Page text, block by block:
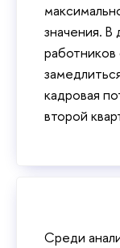
значения.
кадровая
второй
Среди